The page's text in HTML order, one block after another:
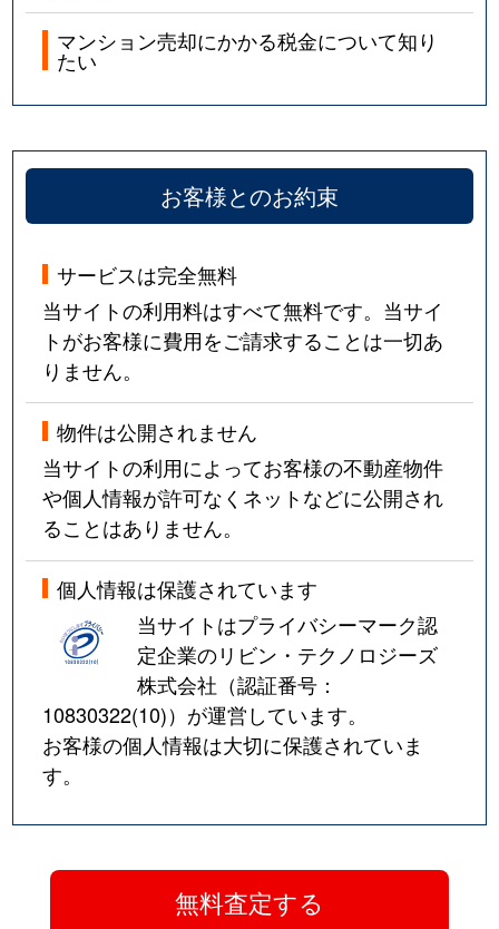
マンション売却にかかる税金について知り
たい
お客様とのお約束
サービスは完全無料
当サイトの利用料はすべて無料です。当サイ
トがお客様に費用をご請求することは一切あ
りません。
物件は公開されません
当サイトの利用によってお客様の不動産物件
や個人情報が許可なくネットなどに公開され
ることはありません。
個人情報は保護されています
当サイトはプライバシーマーク認
定企業のリビン・テクノロジーズ
株式会社（認証番号：
10830322(10)）が運営しています。
お客様の個人情報は大切に保護されていま
す。